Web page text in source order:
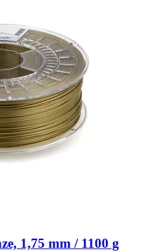
1,75 mm / 1100 g